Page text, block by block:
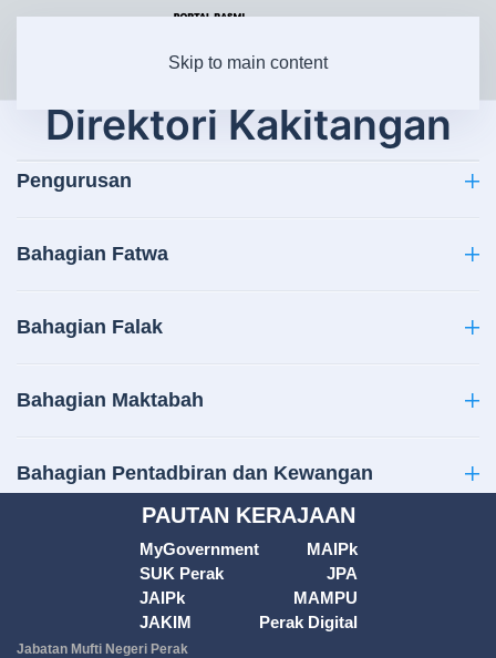
Skip to main content
Direktori Kakitangan
Pengurusan
Bahagian Fatwa
Bahagian Falak
Bahagian Maktabah
Bahagian Pentadbiran dan Kewangan
PAUTAN KERAJAAN
MyGovernment
SUK Perak
JAIPk
JAKIM
MAIPk
JPA
MAMPU
Perak Digital
Jabatan Mufti Negeri Perak